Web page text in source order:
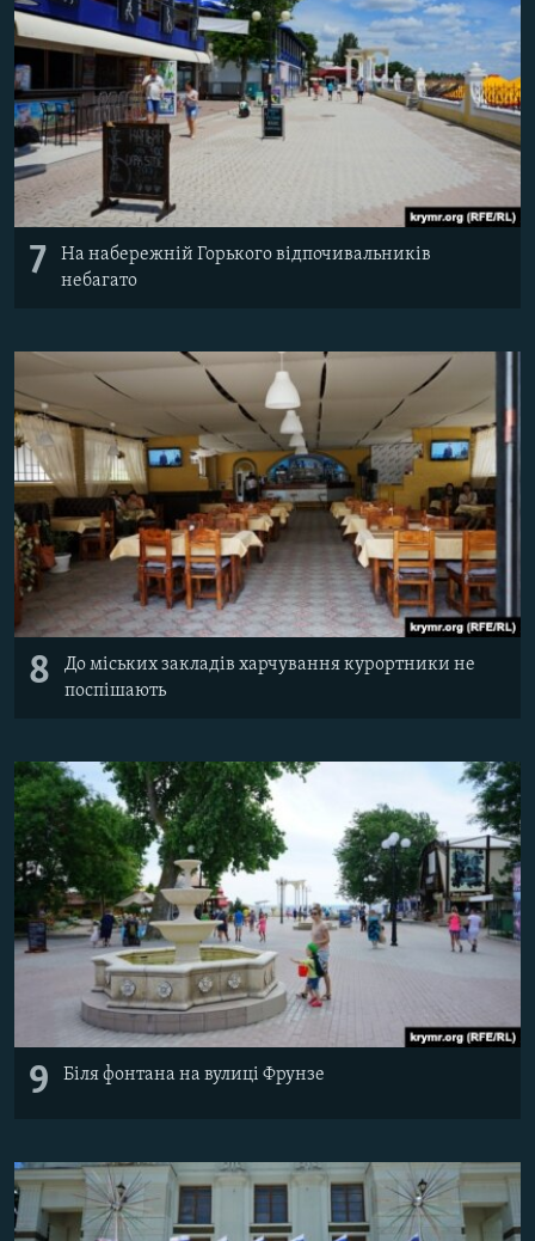
7
На набережній Горького відпочивальників
небагато
8
До міських закладів харчування курортники не
поспішають
9 Біля фонтана на вулиці Фрунзе